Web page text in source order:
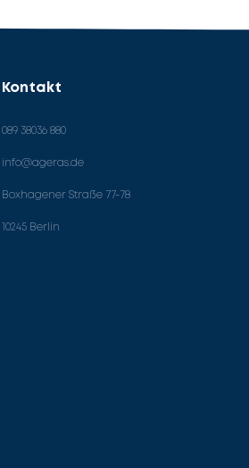
Kontakt
089 38036 880
info@ageras.de
Boxhagener Straße 77-78
10245 Berlin